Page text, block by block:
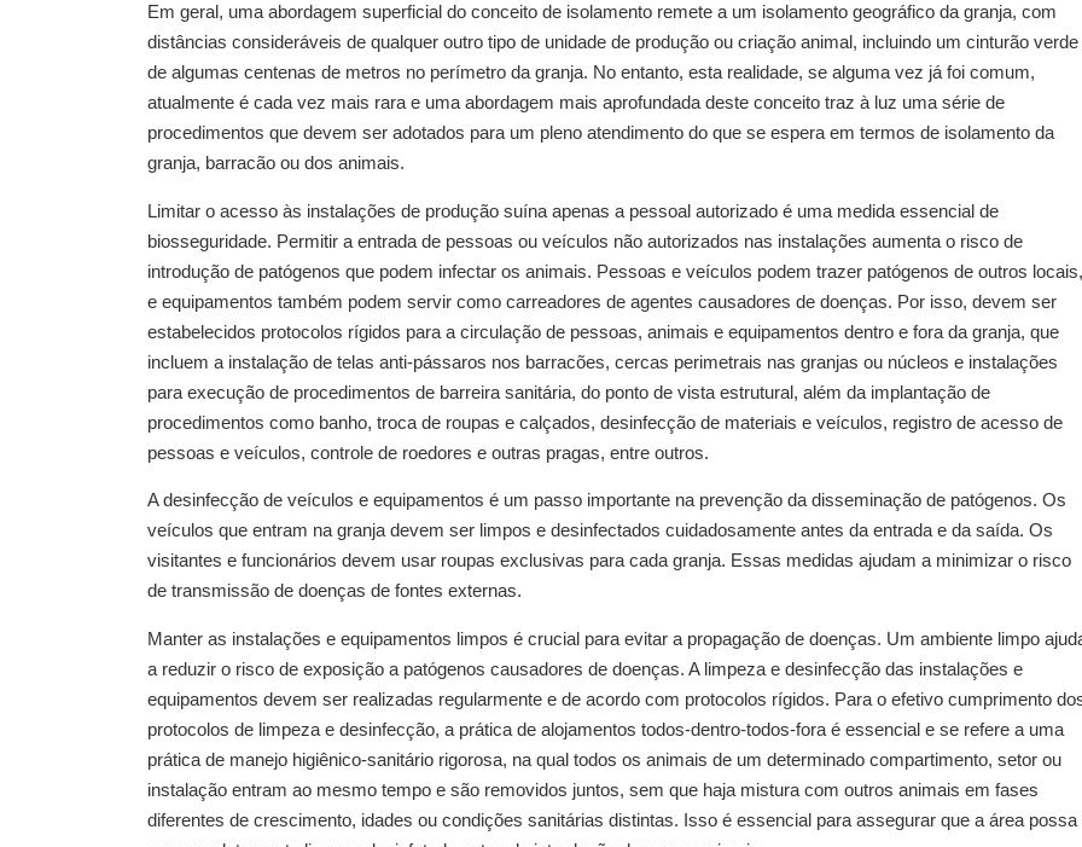
Em geral, uma abordagem superficial do conceito de isolamento remete a um isolamento geográfico da granja, com
distâncias consideráveis de qualquer outro tipo de unidade de produção ou criação animal, incluindo um cinturão verde
de algumas centenas de metros no perímetro da granja. No entanto, esta realidade, se alguma vez já foi comum,
atualmente é cada vez mais rara e uma abordagem mais aprofundada deste conceito traz à luz uma série de
procedimentos que devem ser adotados para um pleno atendimento do que se espera em termos de isolamento da
granja, barracão ou dos animais.
Limitar o acesso às instalações de produção suína apenas a pessoal autorizado é uma medida essencial de
biosseguridade. Permitir a entrada de pessoas ou veículos não autorizados nas instalações aumenta o risco de
introdução de patógenos que podem infectar os animais. Pessoas e veículos podem trazer patógenos de outros locais,
e equipamentos também podem servir como carreadores de agentes causadores de doenças. Por isso, devem ser
estabelecidos protocolos rígidos para a circulação de pessoas, animais e equipamentos dentro e fora da granja, que
incluem a instalação de telas anti-pássaros nos barracões, cercas perimetrais nas granjas ou núcleos e instalações
para execução de procedimentos de barreira sanitária, do ponto de vista estrutural, além da implantação de
procedimentos como banho, troca de roupas e calçados, desinfecção de materiais e veículos, registro de acesso de
pessoas e veículos, controle de roedores e outras pragas, entre outros.
A desinfecção de veículos e equipamentos é um passo importante na prevenção da disseminação de patógenos. Os
veículos que entram na granja devem ser limpos e desinfectados cuidadosamente antes da entrada e da saída. Os
visitantes e funcionários devem usar roupas exclusivas para cada granja. Essas medidas ajudam a minimizar o risco
de transmissão de doenças de fontes externas.
Manter as instalações e equipamentos limpos é crucial para evitar a propagação de doenças. Um ambiente limpo
a reduzir o risco de exposição a patógenos causadores de doenças. A limpeza e desinfecção das instalações e
equipamentos devem ser realizadas regularmente e de acordo com protocolos rígidos. Para o efetivo cumprimento
protocolos de limpeza e desinfecção, a prática de alojamentos todos-dentro-todos-fora é essencial e se refere a uma
prática de manejo higiênico-sanitário rigorosa, na qual todos os animais de um determinado compartimento, setor ou
instalação entram ao mesmo tempo e são removidos juntos, sem que haja mistura com outros animais em fases
diferentes de crescimento, idades ou condições sanitárias distintas. Isso é essencial para assegurar que a área possa